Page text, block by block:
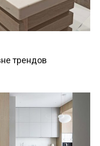
трендов